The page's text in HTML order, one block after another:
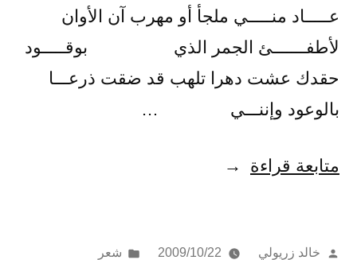
عـــــاد منـــــي ملجأ أو مهرب آن الأوان
لأطفـــــــئ الجمر الذي بوقـــــود
حقدك عشت دهرا تلهب قد ضقت ذرعـــا
بالوعود وإننـــي …
متابعة قراءة “صرخة
تمّ
خالد زريولي 2009/10/22
نُشر
شعر